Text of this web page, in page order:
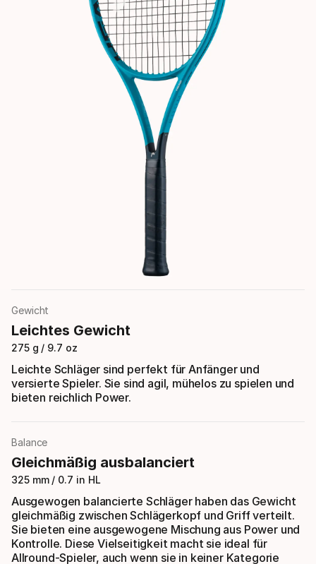
Gewicht
Leichtes Gewicht
275 g / 9.7 oz
Leichte Schläger sind perfekt für Anfänger und
versierte Spieler. Sie sind agil, mühelos zu spielen und
bieten reichlich Power.
Balance
Gleichmäßig ausbalanciert
325 mm / 0.7 in HL
Ausgewogen balancierte Schläger haben das Gewicht
gleichmäßig zwischen Schlägerkopf und Griff verteilt.
Sie bieten eine ausgewogene Mischung aus Power und
Kontrolle. Diese Vielseitigkeit macht sie ideal für
Allround-Spieler, auch wenn sie in keiner Kategorie